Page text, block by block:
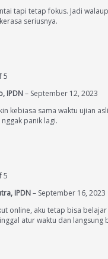
tapi tetap fokus. Jadi
seriusnya.
5
IPDN– September 12, 2023
kebiasa sama waktu ujian
panik lagi.
5
IPDN– September 16, 2023
online, aku tetap bisa
atur waktu dan langsung